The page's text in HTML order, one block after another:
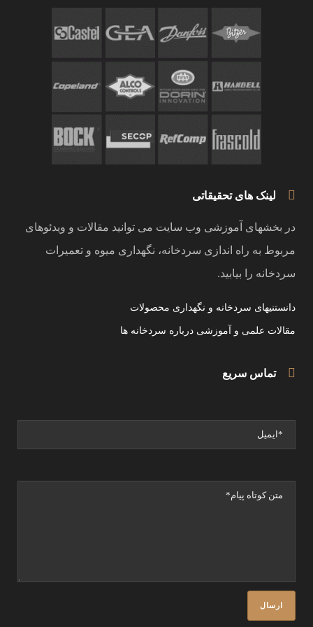
لینک های تحقیقاتی
در بخشهای آموزشی وب سایت می توانید مقالات و ویدئوهای
مربوط به راه اندازی سردخانه، نگهداری میوه و تعمیرات
سردخانه را بیابید.
دانستنیهای سردخانه و نگهداری محصولات
مقالات علمی و آموزشی درباره سردخانه ها
تماس سریع